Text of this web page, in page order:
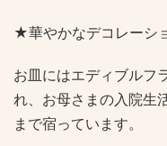
★華やかなデコレーシ
お皿にはエディブルフ
れ、お母さまの入院生
まで宿っています。